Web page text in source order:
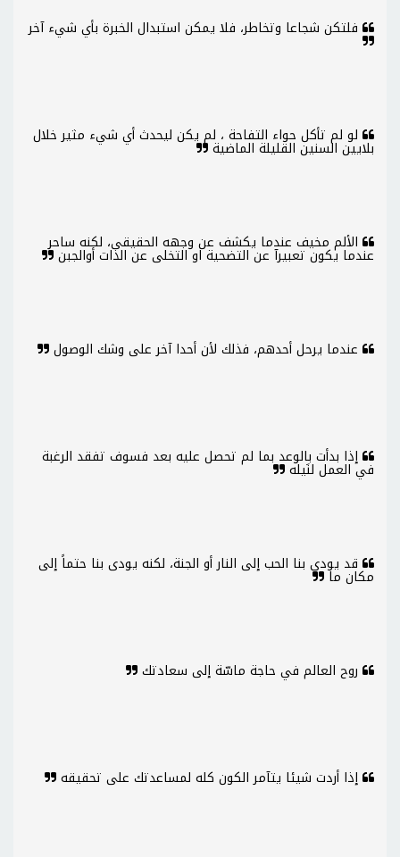
فلتكن شجاعا وتخاطر، فلا يمكن استبدال الخبرة بأي شيء آخر
لو لم تأكل حواء التفاحة ، لم يكن ليحدث أي شيء مثير خلال
بلايين السنين القليلة الماضية
الألم مخيف عندما يكشف عن وجهه الحقيقى، لكنه ساحر
عندما يكون تعبيرآ عن التضحية او التخلى عن الذات أوالجبن
عندما يرحل أحدهم، فذلك لأن أحدا آخر على وشك الوصول
إذا بدأت بالوعد بما لم تحصل عليه بعد فسوف تفقد الرغبة
في العمل لنَيله
قد يودي بنا الحب إلى النار أو الجنة، لكنه يودى بنا حتماً إلى
مكان ما
روح العالم في حاجة ماسّة إلى سعادتك
إذا أردت شيئا يتآمر الكون كله لمساعدتك على تحقيقه